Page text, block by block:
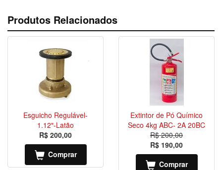
Produtos Relacionados
Esguicho Regulável-
1.12″-Latão
R$ 200,00
Comprar
Extintor de Pó Químico
Seco 4kg ABC- 2A 20BC
R$ 200,00
R$ 190,00
Comprar